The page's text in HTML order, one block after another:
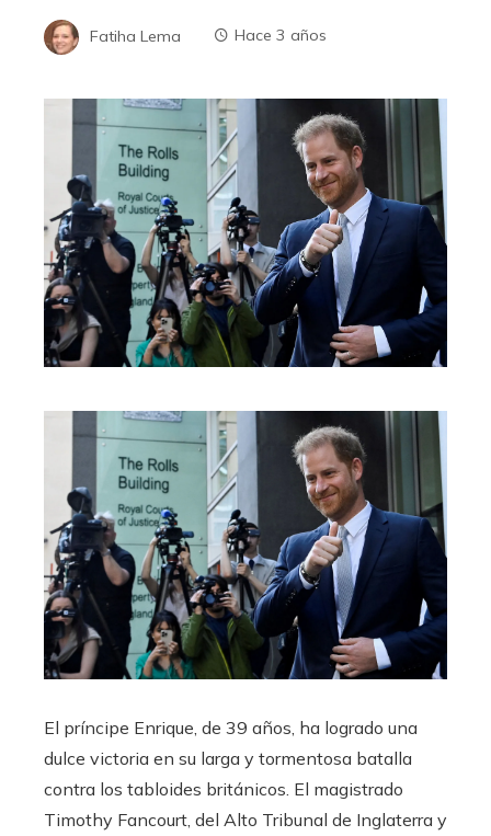
Fatiha Lema Hace 3 años
El príncipe Enrique, de 39 años, ha logrado una
dulce victoria en su larga y tormentosa batalla
contra los tabloides británicos. El magistrado
Timothy Fancourt, del Alto Tribunal de Inglaterra y